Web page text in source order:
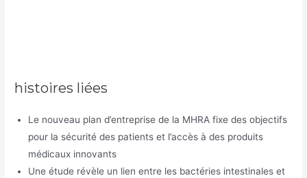
histoires liées
Le nouveau plan d’entreprise de la MHRA fixe des objectifs
pour la sécurité des patients et l’accès à des produits
médicaux innovants
Une étude révèle un lien entre les bactéries intestinales et